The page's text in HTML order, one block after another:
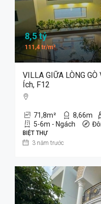
8,5 tỷ
111,4 tr/m²
VILLA GIỮA LÒNG
Ích, F12
71,8m² 8,66m
5-6m - Ngách
BIỆT THỰ
3 năm trước